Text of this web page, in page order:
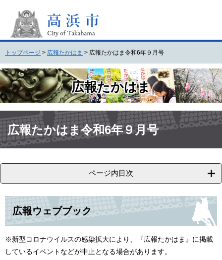
頭
で
す
。
飛
ば
し
て
本
文
へ
トップページ > 広報たかはま > 広報たかはま令和6年９月号
広報たかはま
文 広報たかはま令和6年９月号
ページ内目次
広報ウェブブック
※新型コロナウイルスの感染拡大により、『広報たかはま』に掲載
しているイベントなどが中止となる場合があります。